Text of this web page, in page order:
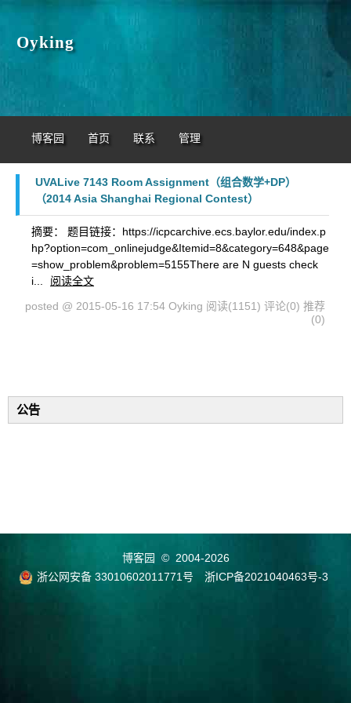
Oyking
博客园 首页 联系 管理
UVALive 7143 Room Assignment（组合数学+DP）
（2014 Asia Shanghai Regional Contest）
摘要： 题目链接：https://icpcarchive.ecs.baylor.edu/index.p
hp?option=com_onlinejudge&Itemid=8&category=648&page
=show_problem&problem=5155There are N guests check
i...
阅读全文
posted @ 2015-05-16 17:54 Oyking 阅读(1151) 评论(0) 推荐
(0)
公告
博客园
© 2004-2026
浙公网安备 33010602011771号
浙ICP备2021040463号-3